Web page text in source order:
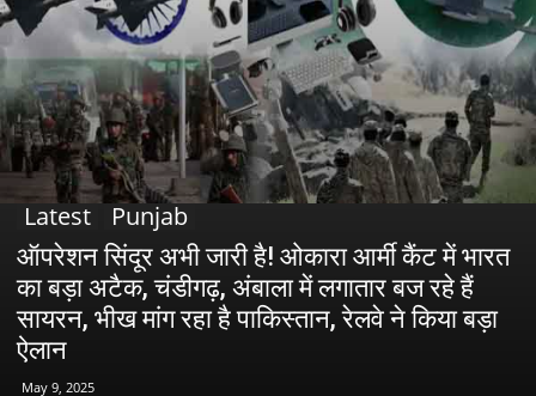
Latest Punjab
ऑपरेशन सिंदूर अभी जारी है! ओकारा आर्मी कैंट में भारत
का बड़ा अटैक, चंडीगढ़, अंबाला में लगातार बज रहे हैं
सायरन, भीख मांग रहा है पाकिस्तान, रेलवे ने किया बड़ा
ऐलान
May 9, 2025